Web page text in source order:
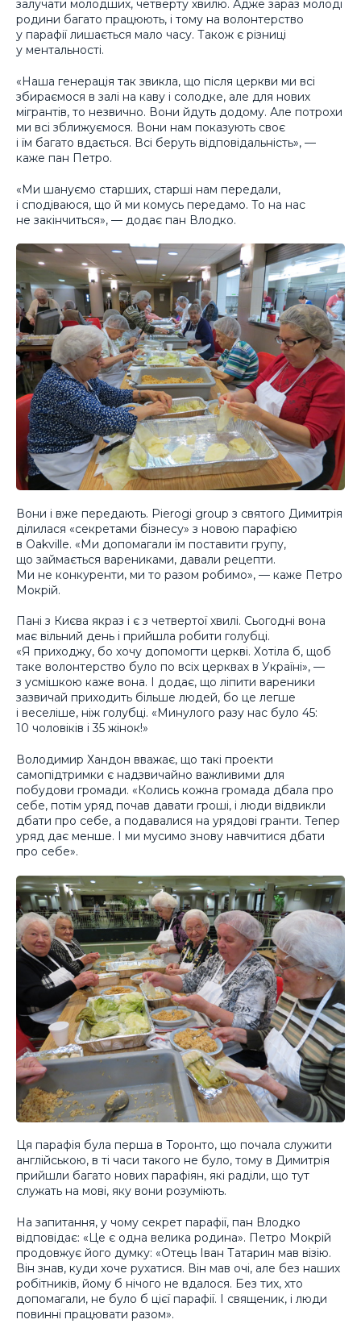
залучати молодших, четверту хвилю. Адже зараз молоді
родини багато працюють, і тому на волонтерство
у парафії лишається мало часу. Також є різниці
у ментальності.
«Наша генерація так звикла, що після церкви ми всі
збираємося в залі на каву і солодке, але для нових
мігрантів, то незвично. Вони йдуть додому. Але потрохи
ми всі зближуємося. Вони нам показують своє
і їм багато вдається. Всі беруть відповідальність», —
каже пан Петро.
«Ми шануємо старших, старші нам передали,
і сподіваюся, що й ми комусь передамо. То на нас
не закінчиться», — додає пан Влодко.
Вони і вже передають. Pierogi group з святого Димитрія
ділилася «секретами бізнесу» з новою парафією
в Oakville. «Ми допомагали їм поставити групу,
що займається варениками, давали рецепти.
Ми не конкуренти, ми то разом робимо», — каже Петро
Мокрій.
Пані з Києва якраз і є з четвертої хвилі. Сьогодні вона
має вільний день і прийшла робити голубці.
«Я приходжу, бо хочу допомогти церкві. Хотіла б, щоб
таке волонтерство було по всіх церквах в Україні», —
з усмішкою каже вона. І додає, що ліпити вареники
зазвичай приходить більше людей, бо це легше
і веселіше, ніж голубці. «Минулого разу нас було 45:
10 чоловіків і 35 жінок!»
Володимир Хандон вважає, що такі проекти
самопідтримки є надзвичайно важливими для
побудови громади. «Колись кожна громада дбала про
себе, потім уряд почав давати гроші, і люди відвикли
дбати про себе, а подавалися на урядові гранти. Тепер
уряд дає менше. І ми мусимо знову навчитися дбати
про себе».
Ця парафія була перша в Торонто, що почала служити
англійською, в ті часи такого не було, тому в Димитрія
прийшли багато нових парафіян, які раділи, що тут
служать на мові, яку вони розуміють.
На запитання, у чому секрет парафії, пан Влодко
відповідає: «Це є одна велика родина». Петро Мокрій
продовжує його думку: «Отець Іван Татарин мав візію.
Він знав, куди хоче рухатися. Він мав очі, але без наших
робітників, йому б нічого не вдалося. Без тих, хто
допомагали, не було б цієї парафії. І священик, і люди
повинні працювати разом».